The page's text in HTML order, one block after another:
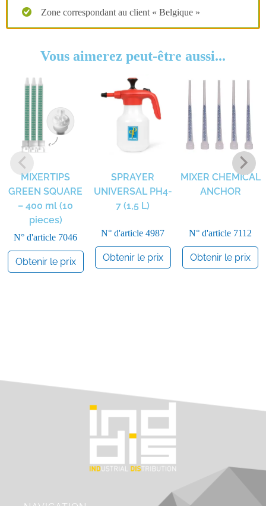
Zone correspondant au client « Belgique »
Vous aimerez peut-être aussi...
MIXERTIPS
GREEN SQUARE
– 400 ml (10
pieces)
N° d'article 7046
Obtenir le prix
SPRAYER
UNIVERSAL PH4-
7 (1,5 L)
N° d'article 4987
Obtenir le prix
MIXER CHEMICAL
ANCHOR
N° d'article 7112
Obtenir le prix